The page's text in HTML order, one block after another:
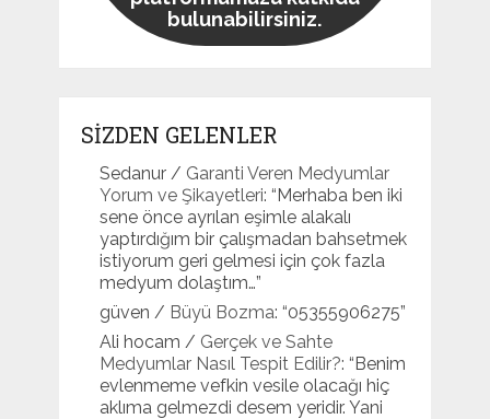
bulunabilirsiniz.
SİZDEN GELENLER
Sedanur/ Garanti Veren Medyumlar
Yorum ve Şikayetleri: “ Merhaba ben iki
sene önce ayrılan eşimle alakalı
yaptırdığım bir çalışmadan bahsetmek
istiyorum geri gelmesi için çok fazla
medyum dolaştım…”
güven / Büyü Bozma: “05355906275”
Ali hocam / Gerçek ve Sahte
Medyumlar Nasıl Tespit Edilir?: “ Benim
evlenmeme vefkin vesile olacağı hiç
aklıma gelmezdi desem yeridir. Yani